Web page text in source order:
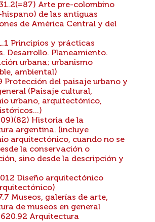
Arte pre-colombino
de las antiguas
de América Central y del
Principios y prácticas
Desarrollo. Planeamiento.
urbana; urbanismo
ambiental)
Protección del paisaje urbano y
(Paisaje cultural,
urbano, arquitectónico,
Historia de la
argentina. (incluye
arquitectónico, cuando no se
la conservación o
sino desde la descripción y
Diseño arquitectónico
Museos, galerías de arte,
de museos en general
Arquitectura